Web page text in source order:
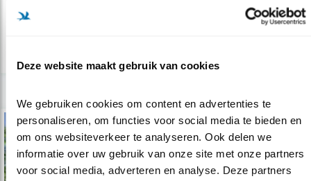
Deze website maakt gebruik van cookies
We gebruiken cookies om content en advertenties te
personaliseren, om functies voor social media te bieden en
om ons websiteverkeer te analyseren. Ook delen we
informatie over uw gebruik van onze site met onze partners
voor social media, adverteren en analyse. Deze partners
Doe mee met het Jaar van de Huismus!